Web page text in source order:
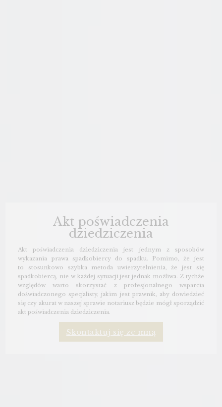
Akt poświadczenia
dziedziczenia
Akt poświadczenia dziedziczenia jest jednym z sposobów
wykazania prawa spadkobiercy do spadku. Pomimo, że jest
to stosunkowo szybka metoda uwierzytelnienia, że jest się
spadkobiercą, nie w każdej sytuacji jest jednak możliwa. Z tychże
względów warto skorzystać z profesjonalnego wsparcia
doświadczonego specjalisty, jakim jest prawnik, aby dowiedzieć
się czy akurat w naszej sprawie notariusz będzie mógł sporządzić
akt poświadczenia dziedziczenia.
Skontaktuj się ze mną